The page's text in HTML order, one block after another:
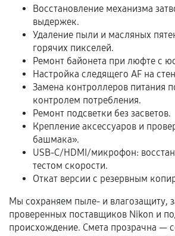
Документы на установленные
и кассовый чек.
Расширенная гарантия
В некоторых случаях возможно
расширенной гарантии. Стоимость,
условия продления
фиксируются в документах.
Нарушение правил
механические повреждения,
Восстановление механизма
выдержек.
Удаление пыли и масляных
горячих пикселей.
Ремонт байонета при люфте с
Настройка следящего AF на
Замена контроллеров питания
контролем потребления.
Ремонт подсветки без засветов.
Крепление аксессуаров и
башмака».
USB-C/HDMI/микрофон:
тестом скорости.
Откат версии с резервным
Мы сохраняем пыле- и влагозащиту,
проверенных поставщиков Nikon и
происхождение. Смета прозрачна —